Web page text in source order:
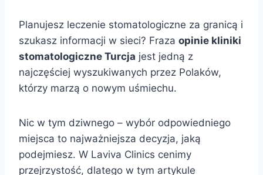
Planujesz leczenie stomatologiczne za granicą i
szukasz informacji w sieci? Fraza opinie kliniki
stomatologiczne Turcja jest jedną z
najczęściej wyszukiwanych przez Polaków,
którzy marzą o nowym uśmiechu.
Nic w tym dziwnego – wybór odpowiedniego
miejsca to najważniejsza decyzja, jaką
podejmiesz. W Laviva Clinics cenimy
przejrzystość, dlatego w tym artykule